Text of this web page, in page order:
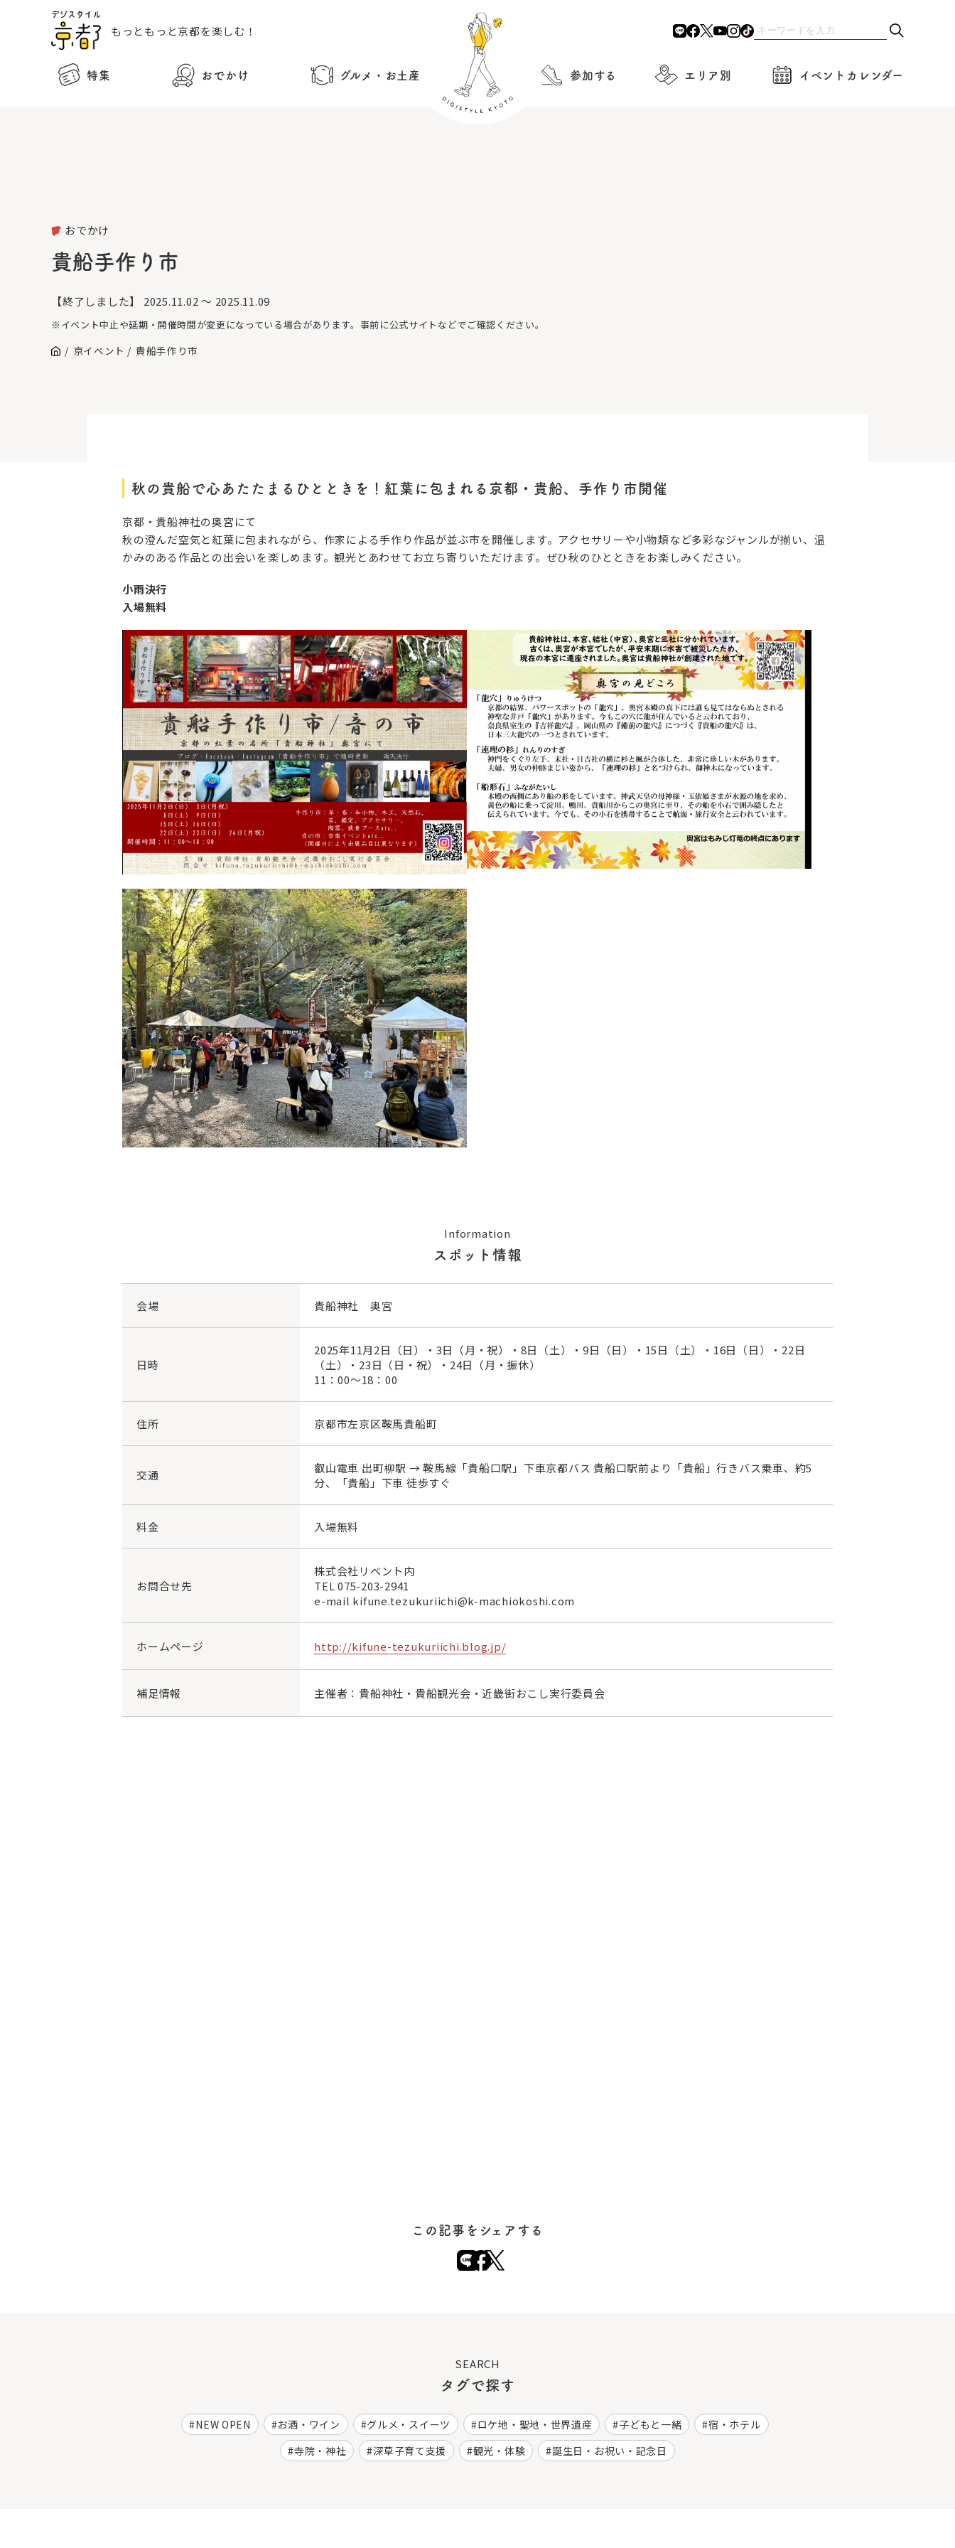
もっともっと京都を楽しむ！
特集 おでかけ グルメ・お土産 参加する エリア別 イベントカレンダー
おでかけ
貴船手作り市
【終了しました】 2025.11.02 ～ 2025.11.09
※イベント中止や延期・開催時間が変更になっている場合があります。事前に公式サイトなどでご確認ください。
京イベント 貴船手作り市
秋の貴船で心あたたまるひとときを！紅葉に包まれる京都・貴船、手作り市開催
京都・貴船神社の奥宮にて
秋の澄んだ空気と紅葉に包まれながら、作家による手作り作品が並ぶ市を開催します。アクセサリーや小物類など多彩なジャンルが揃い、温
かみのある作品との出会いを楽しめます。観光とあわせてお立ち寄りいただけます。ぜひ秋のひとときをお楽しみください。
小雨決行
入場無料
Information
スポット情報
会場 貴船神社 奥宮
日時
2025年11月2日（日）・3日（月・祝）・8日（土）・9日（日）・15日（土）・16日（日）・22日
（土）・23日（日・祝）・24日（月・振休）
11：00～18：00
住所 京都市左京区鞍馬貴船町
交通
叡山電車 出町柳駅 → 鞍馬線「貴船口駅」下車京都バス 貴船口駅前より「貴船」行きバス乗車、約5
分、「貴船」下車 徒歩すぐ
料金 入場無料
お問合せ先
株式会社リベント内
TEL075-203-2941
e-mail kifune.tezukuriichi@k-machiokoshi.com
ホームページ http://kifune-tezukuriichi.blog.jp/
補足情報 主催者：貴船神社・貴船観光会・近畿街おこし実行委員会
この記事をシェアする
SEARCH
タグで探す
NEW OPEN お酒・ワイン グルメ・スイーツ ロケ地・聖地・世界遺産 子どもと一緒
宿・ホテル
寺院・神社
深草子育て支援 観光・体験 誕生日・お祝い・記念日